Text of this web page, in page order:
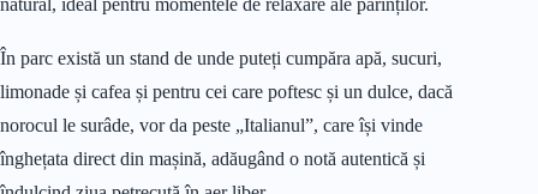
În parc există un stand de unde puteți cumpăra apă, sucuri,
limonade și cafea și pentru cei care poftesc și un dulce, dacă
norocul le surâde, vor da peste „Italianul”, care își vinde
înghețata direct din mașină, adăugând o notă autentică și